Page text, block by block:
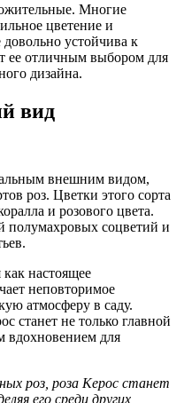
Многие
цветение и
устойчива к
ее отличным выбором для
дизайна.
вид
внешним видом,
роз. Цветки этого сорта
и розового цвета.
полумахровых соцветий и
настоящее
неповторимое
атмосферу в саду.
станет не только главной
вдохновением для
роз, роза Керос станет
его среди других